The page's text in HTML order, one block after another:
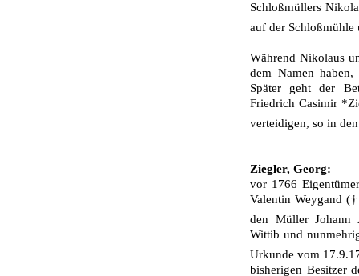
Schloßmüllers
auf der
Während Nikolaus
dem Namen
Später geht der
Friedrich Casimir
verteidigen, so in
Ziegler, Georg:
vor 1766
Valentin Weygand
den Müller
Wittib und
Urkunde vom
bisherigen Be­sitzer